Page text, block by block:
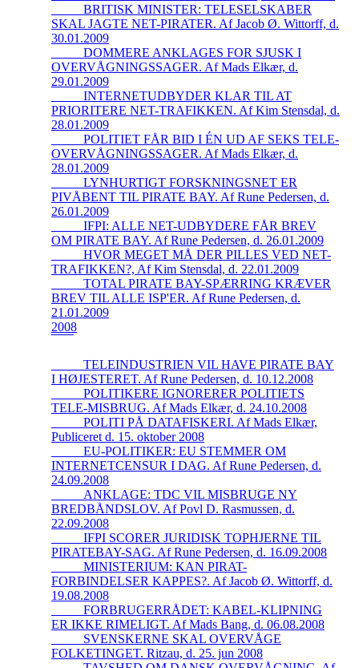
_____BRITISK MINISTER: TELESELSKABER
SKAL JAGTE NET-PIRATER. Af Jacob Ø. Wittorff, d.
30.01.2009
_____DOMMERE ANKLAGES FOR SJUSK I
OVERVÅGNINGSSAGER. Af Mads Elkær, d.
29.01.2009
_____INTERNETUDBYDER KLAR TIL AT
PRIORITERE NET-TRAFIKKEN. Af Kim Stensdal, d.
28.01.2009
_____POLITIET FÅR BID I ÉN UD AF SEKS TELE-
OVERVÅGNINGSSAGER. Af Mads Elkær, d.
28.01.2009
_____LYNHURTIGT FORSKNINGSNET ER
PIVÅBENT TIL PIRATE BAY. Af Rune Pedersen, d.
26.01.2009
_____IFPI: ALLE NET-UDBYDERE FÅR BREV
OM PIRATE BAY. Af Rune Pedersen, d. 26.01.2009
_____HVOR MEGET MÅ DER PILLES VED NET-
TRAFIKKEN?, Af Kim Stensdal, d. 22.01.2009
_____TOTAL PIRATE BAY-SPÆRRING KRÆVER
BREV TIL ALLE ISP'ER. Af Rune Pedersen, d.
21.01.2009
2008
_____TELEINDUSTRIEN VIL HAVE PIRATE BAY
I HØJESTERET. Af Rune Pedersen, d. 10.12.2008
_____POLITIKERE IGNORERER POLITIETS
TELE-MISBRUG. Af Mads Elkær, d. 24.10.2008
_____POLITI PÅ DATAFISKERI. Af Mads Elkær,
Publiceret d. 15. oktober 2008
_____EU-POLITIKER: EU STEMMER OM
INTERNETCENSUR I DAG. Af Rune Pedersen, d.
24.09.2008
_____ANKLAGE: TDC VIL MISBRUGE NY
BREDBÅNDSLOV. Af Povl D. Rasmussen, d.
22.09.2008
_____IFPI SCORER JURIDISK TOPHJERNE TIL
PIRATEBAY-SAG. Af Rune Pedersen, d. 16.09.2008
_____MINISTERIUM: KAN PIRAT-
FORBINDELSER KAPPES?. Af Jacob Ø. Wittorff, d.
19.08.2008
_____FORBRUGERRÅDET: KABEL-KLIPNING
ER IKKE RIMELIGT. Af Mads Bang, d. 06.08.2008
_____SVENSKERNE SKAL OVERVÅGE
FOLKETINGET. Ritzau, d. 25. jun 2008